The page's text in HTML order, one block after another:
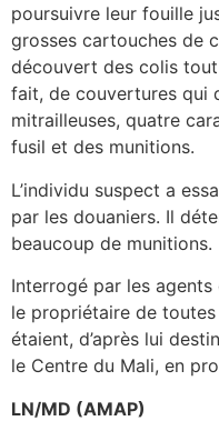
poursuivre leur fouille
grosses cartouches de
découvert des colis tout
fait, de couvertures qui
mitrailleuses, quatre
fusil et des munitions.
L’individu suspect a
par les douaniers. Il
beaucoup de munitions.
Interrogé par les
le propriétaire de
étaient, d’après lui
le Centre du Mali, en
LN/MD (AMAP)